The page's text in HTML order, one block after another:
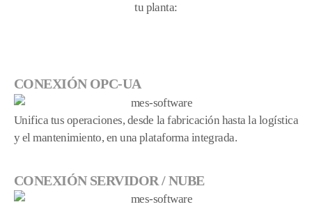
tu planta:
CONEXIÓN OPC-UA
Unifica tus operaciones, desde la fabricación hasta la logística
y el mantenimiento, en una plataforma integrada.
CONEXIÓN SERVIDOR / NUBE